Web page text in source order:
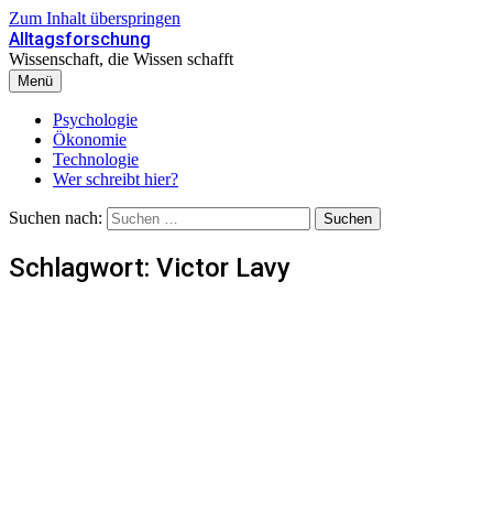
Zum Inhalt überspringen
Alltagsforschung
Wissenschaft, die Wissen schafft
Menü
Psychologie
Ökonomie
Technologie
Wer schreibt hier?
Suchen nach:
Schlagwort: Victor Lavy